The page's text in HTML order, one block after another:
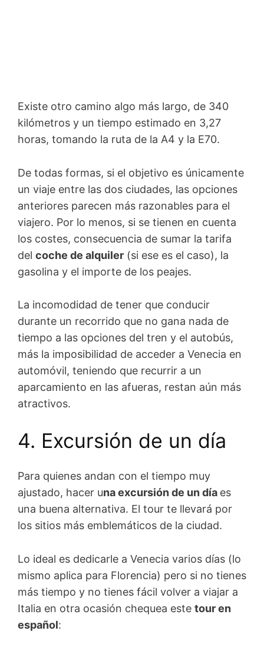
Existe otro camino algo más largo, de 340
kilómetros y un tiempo estimado en 3,27
horas, tomando la ruta de la A4 y la E70.
De todas formas, si el objetivo es únicamente
un viaje entre las dos ciudades, las opciones
anteriores parecen más razonables para el
viajero. Por lo menos, si se tienen en cuenta
los costes, consecuencia de sumar la tarifa
del coche de alquiler (si ese es el caso), la
gasolina y el importe de los peajes.
La incomodidad de tener que conducir
durante un recorrido que no gana nada de
tiempo a las opciones del tren y el autobús,
más la imposibilidad de acceder a Venecia en
automóvil, teniendo que recurrir a un
aparcamiento en las afueras, restan aún más
atractivos.
4. Excursión de un día
Para quienes andan con el tiempo muy
ajustado, hacer una excursión de un día es
una buena alternativa. El tour te llevará por
los sitios más emblemáticos de la ciudad.
Lo ideal es dedicarle a Venecia varios días (lo
mismo aplica para Florencia) pero si no tienes
más tiempo y no tienes fácil volver a viajar a
Italia en otra ocasión chequea este tour en
español: